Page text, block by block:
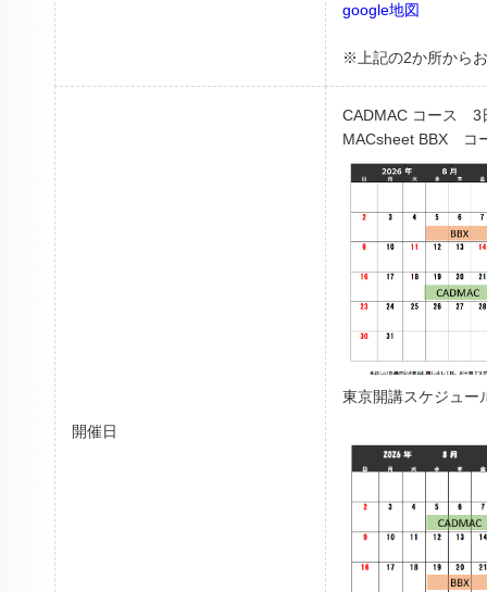
google地図
※上記の2か所から
開催日
CADMAC コース 3
MACsheet BBX コ
東京開講スケジュー